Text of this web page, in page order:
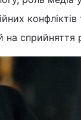
сприйняття